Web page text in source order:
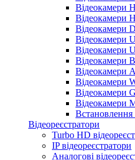
Відеокамери
Відеокамери
Відеокамери
Відеокамери
Відеокамери
Відеокамери
Відеокамери
Відеокамери
Відеокамери
Відеокамери
Встановлення
Відеореєстратори
Turbo HD
IP відеореєстратори
Аналогові